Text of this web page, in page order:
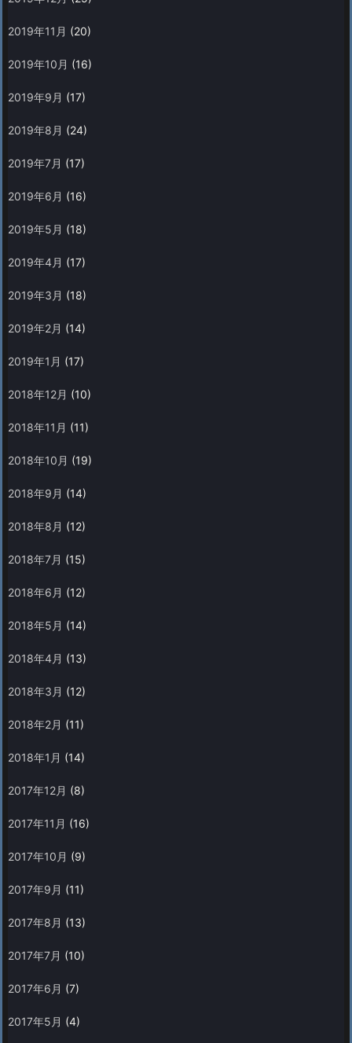
2019年11月 (20)
2019年10月 (16)
2019年9月 (17)
2019年8月 (24)
2019年7月 (17)
2019年6月 (16)
2019年5月 (18)
2019年4月 (17)
2019年3月 (18)
2019年2月 (14)
2019年1月 (17)
2018年12月 (10)
2018年11月 (11)
2018年10月 (19)
2018年9月 (14)
2018年8月 (12)
2018年7月 (15)
2018年6月 (12)
2018年5月 (14)
2018年4月 (13)
2018年3月 (12)
2018年2月 (11)
2018年1月 (14)
2017年12月 (8)
2017年11月 (16)
2017年10月 (9)
2017年9月 (11)
2017年8月 (13)
2017年7月 (10)
2017年6月 (7)
2017年5月 (4)